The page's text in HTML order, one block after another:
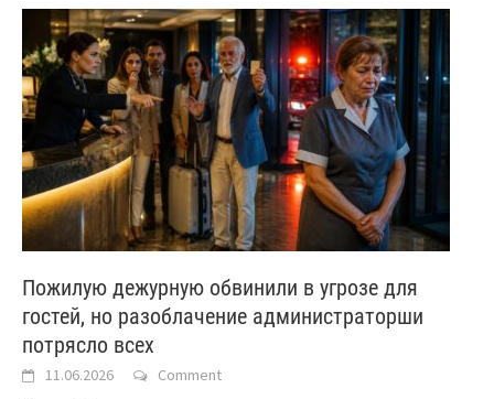
Пожилую дежурную обвинили в угрозе для
гостей, но разоблачение администраторши
потрясло всех
11.06.2026 Comment